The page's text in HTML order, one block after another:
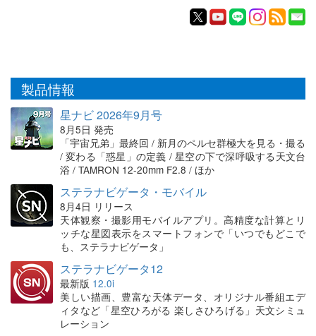
製品情報
星ナビ 2026年9月号
8月5日 発売
「宇宙兄弟」最終回 / 新月のペルセ群極大を見る・撮る
/ 変わる「惑星」の定義 / 星空の下で深呼吸する天文台
浴 / TAMRON 12-20mm F2.8 / ほか
ステラナビゲータ・モバイル
8月4日 リリース
天体観察・撮影用モバイルアプリ。高精度な計算とリ
ッチな星図表示をスマートフォンで「いつでもどこで
も、ステラナビゲータ」
ステラナビゲータ12
最新版 12.0i
美しい描画、豊富な天体データ、オリジナル番組エデ
ィタなど「星空ひろがる 楽しさひろげる」天文シミュ
レーション